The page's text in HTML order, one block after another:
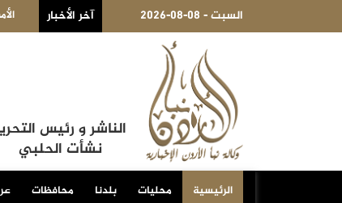
2026-08-08 - السبت آخر الأخبار على المياه في منطقة بيرين
الناشر و رئيس
نشأت الحلبي
الرئيسية محليات بلدنا محافظات